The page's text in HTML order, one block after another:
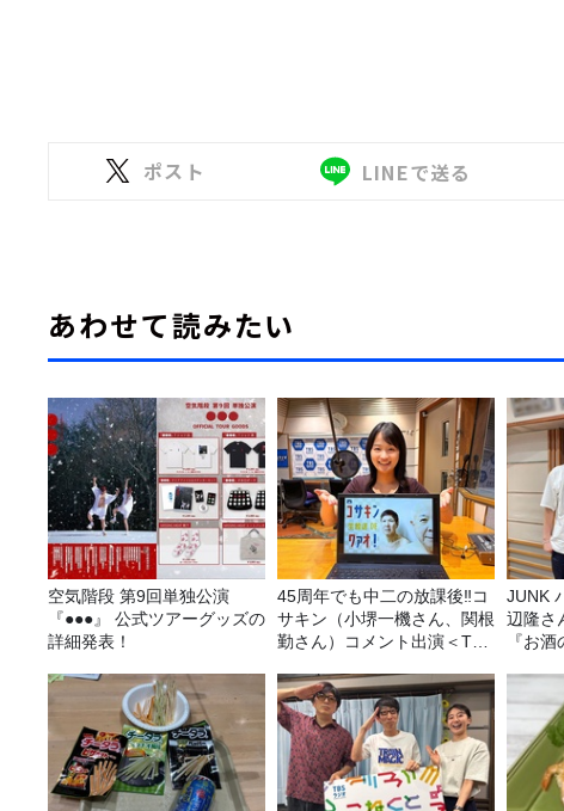
ポスト LINEで送る
あわせて読みたい
空気階段 第9回単独公演
『●●●』 公式ツアーグッズの
詳細発表！
45周年でも中二の放課後‼コ
サキン（小堺一機さん、関根
勤さん）コメント出演＜TBS
告＞
JUNK バナナマン「錦鯉・渡
辺隆さ
『お酒